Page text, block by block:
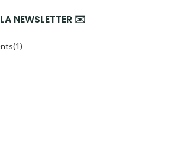
LA NEWSLETTER ✉️